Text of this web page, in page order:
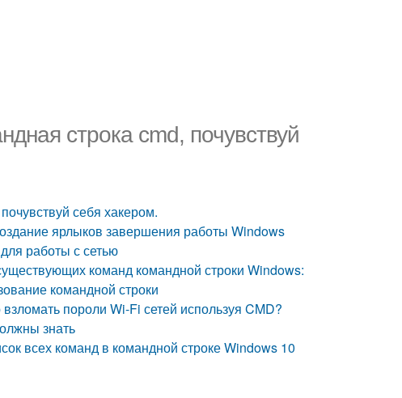
строка cmd, почувствуй
себя хакером.
ярлыков завершения работы Windows
работы с сетью
команд командной строки Windows:
командной строки
пороли Wi-Fi сетей используя CMD?
знать
всех команд в командной строке Windows 10